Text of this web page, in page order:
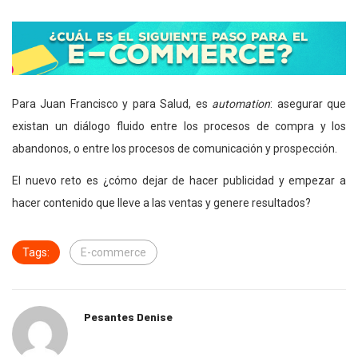
Para Juan Francisco y para Salud, es automation: asegurar que
existan un diálogo fluido entre los procesos de compra y los
abandonos, o entre los procesos de comunicación y prospección.
El nuevo reto es ¿cómo dejar de hacer publicidad y empezar a
hacer contenido que lleve a las ventas y genere resultados?
Tags: E-commerce
Pesantes Denise